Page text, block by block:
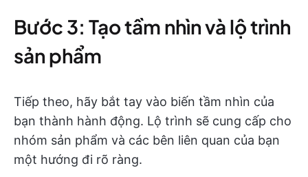
Bước 3: Tạo tầm nhìn và lộ trình
sản phẩm
Tiếp theo, hãy bắt tay vào biến tầm nhìn của
bạn thành hành động. Lộ trình sẽ cung cấp cho
nhóm sản phẩm và các bên liên quan của bạn
một hướng đi rõ ràng.